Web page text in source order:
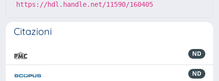
https://hdl.handle.net/11590/160405
Citazioni
ND
ND